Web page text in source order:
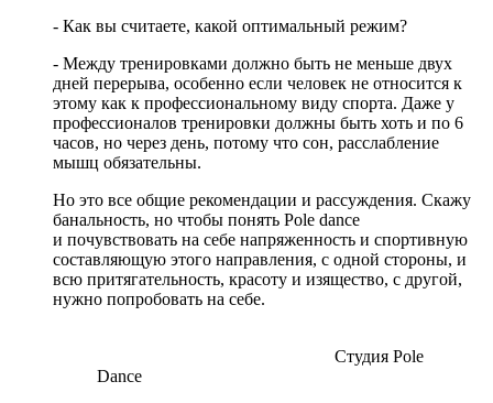
- Как вы считаете, какой оптимальный режим?
- Между тренировками должно быть не меньше двух
дней перерыва, особенно если человек не относится к
этому как к профессиональному виду спорта. Даже у
профессионалов тренировки должны быть хоть и по 6
часов, но через день, потому что сон, расслабление
мышц обязательны.
Но это все общие рекомендации и рассуждения. Скажу
банальность, но чтобы понять Pоle dance
и почувствовать на себе напряженность и спортивную
составляющую этого направления, с одной стороны, и
всю притягательность, красоту и изящество, с другой,
нужно попробовать на себе.
Студия Pole
Dance